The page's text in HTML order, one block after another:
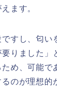
ます。
すし、匂い
りました」
め、可能で
のが理想的